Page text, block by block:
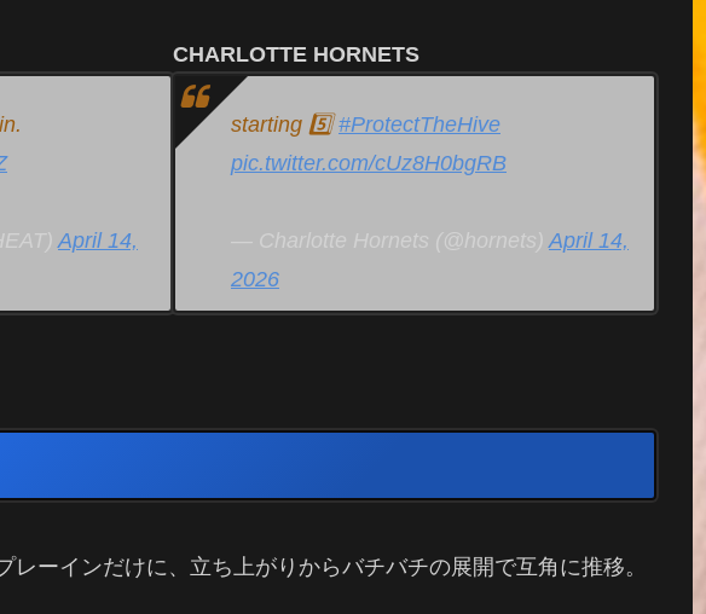
April 14,
CHARLOTTE HORNETS
starting 5️⃣#ProtectTheHive
pic.twitter.com/cUz8H0bgRB
— Charlotte Hornets (@hornets)April 14,
2026
レーインだけに、立ち上がりからバチバチの展開で互角に推移。